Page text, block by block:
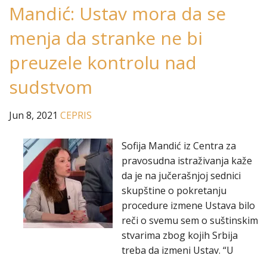
Mandić: Ustav mora da se
menja da stranke ne bi
preuzele kontrolu nad
sudstvom
Jun 8, 2021 CEPRIS
Sofija Mandić iz Centra za
pravosudna istraživanja kaže
da je na jučerašnjoj sednici
skupštine o pokretanju
procedure izmene Ustava bilo
reči o svemu sem o suštinskim
stvarima zbog kojih Srbija
treba da izmeni Ustav. “U